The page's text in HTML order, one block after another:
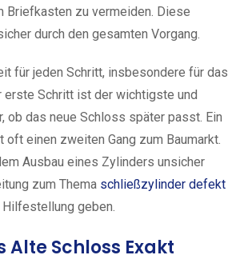
Briefkasten zu vermeiden. Diese
durch den gesamten Vorgang.
für jeden Schritt, insbesondere für das
erste Schritt ist der wichtigste und
ob das neue Schloss später passt. Ein
oft einen zweiten Gang zum Baumarkt.
Ausbau eines Zylinders unsicher
zum Thema schließzylinder defekt
geben.
Alte Schloss Exakt